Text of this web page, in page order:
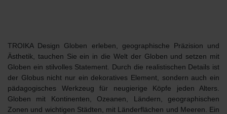
TROIKA Design Globen erleben, geographische Präzision und
Ästhetik, tauchen Sie ein in die Welt der Globen und setzen mit
Globen ein stilvolles Statement. Durch die realistischen Details ist
der Globus nicht nur ein dekoratives Element, sondern auch ein
pädagogisches Werkzeug für neugierige Köpfe jeden Alters.
Globen mit Kontinenten, Ozeanen, Ländern, geographischen
Zonen und wichtigen Städten, mit Länderflächen und Meeren. Ein